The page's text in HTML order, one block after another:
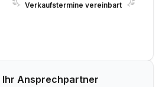
Verkaufstermine vereinbart
Ihr Ansprechpartner